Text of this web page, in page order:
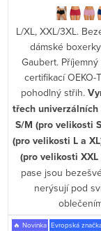
L/XL, XXL/3XL.
dámské
Gaubert. Příjemný
certifikací OEKO-
pohodlný střih.
třech
S/M (pro velikosti
(pro velikosti L a
(pro velikosti XXL
pase jsou
nerýsují pod
🔥 Novinka Evropská